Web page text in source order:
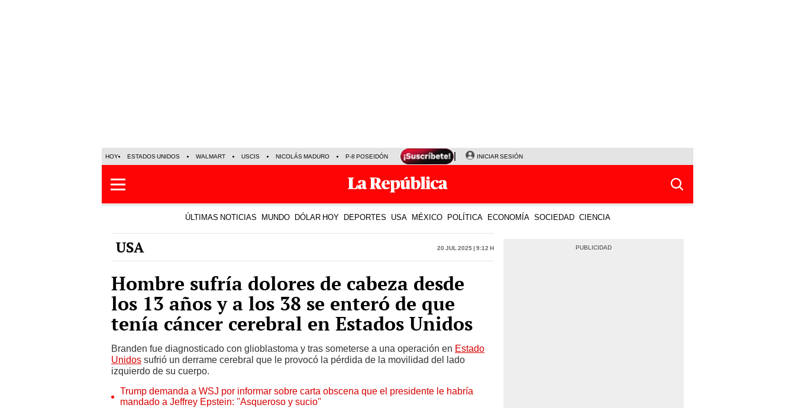
HOY ESTADOS UNIDOS WALMART USCIS NICOLÁS MADURO P-8 POSEIDÓN INICIAR SESIÓN
ÚLTIMAS NOTICIAS MUNDO DÓLAR HOY DEPORTES USA MÉXICO POLÍTICA ECONOMÍA SOCIEDAD CIENCIA
USA 20 Jul 2025 | 9:12 h
Hombre sufría dolores de cabeza desde
los 13 años y a los 38 se enteró de que
tenía cáncer cerebral en Estados Unidos
Branden fue diagnosticado con glioblastoma y tras someterse a una operación en Estado
Unidos sufrió un derrame cerebral que le provocó la pérdida de la movilidad del lado
izquierdo de su cuerpo.
Trump demanda a WSJ por informar sobre carta obscena que el presidente le habría
mandado a Jeffrey Epstein: ''Asqueroso y sucio''